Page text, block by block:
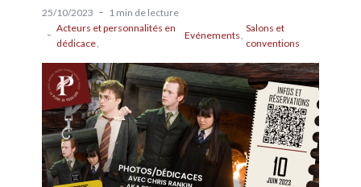
25/10/2023
1 min de lecture
Acteurs et personnalités en
dédicace
Evénements
Salons et
conventions